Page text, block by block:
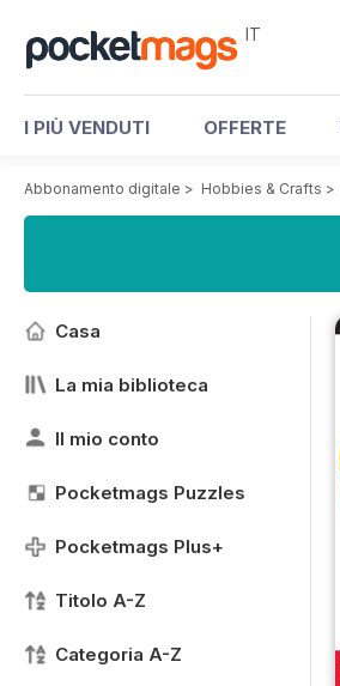
IT
I PIÙ VENDUTI OFFERTE
Abbonamento digitale > Hobbies & Crafts >
Casa
La mia biblioteca
Il mio conto
Pocketmags Puzzles
Pocketmags Plus+
Titolo A-Z
Categoria A-Z